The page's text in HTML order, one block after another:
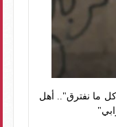
ما نفترق".. أهل